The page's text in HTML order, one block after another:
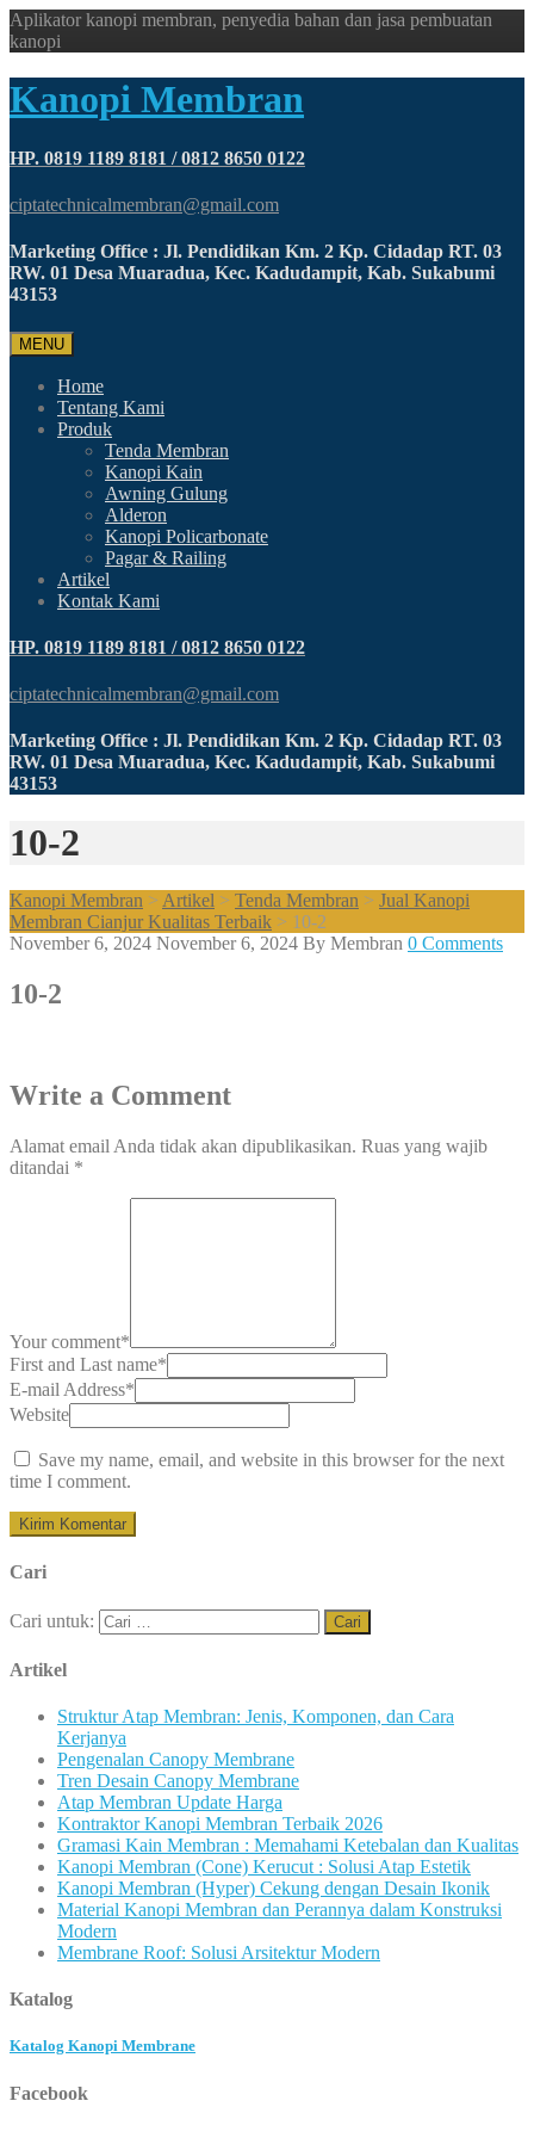
Aplikator kanopi membran, penyedia bahan dan jasa pembuatan
kanopi
Kanopi Membran
HP. 0819 1189 8181 / 0812 8650 0122
ciptatechnicalmembran@gmail.com
Marketing Office : Jl. Pendidikan Km. 2 Kp. Cidadap RT. 03
RW. 01 Desa Muaradua, Kec. Kadudampit, Kab. Sukabumi
43153
MENU
Home
Tentang Kami
Produk
Tenda Membran
Kanopi Kain
Awning Gulung
Alderon
Kanopi Policarbonate
Pagar & Railing
Artikel
Kontak Kami
HP. 0819 1189 8181 / 0812 8650 0122
ciptatechnicalmembran@gmail.com
Marketing Office : Jl. Pendidikan Km. 2 Kp. Cidadap RT. 03
RW. 01 Desa Muaradua, Kec. Kadudampit, Kab. Sukabumi
43153
10-2
Kanopi Membran > Artikel > Tenda Membran > Jual Kanopi
Membran Cianjur Kualitas Terbaik > 10-2
November 6, 2024 November 6, 2024 By Membran 0 Comments
10-2
Write a Comment
Alamat email Anda tidak akan dipublikasikan. Ruas yang wajib
ditandai *
Your comment*
First and Last name*
E-mail Address*
Website
Save my name, email, and website in this browser for the next
time I comment.
Cari
Cari untuk:
Artikel
Struktur Atap Membran: Jenis, Komponen, dan Cara
Kerjanya
Pengenalan Canopy Membrane
Tren Desain Canopy Membrane
Atap Membran Update Harga
Kontraktor Kanopi Membran Terbaik 2026
Gramasi Kain Membran : Memahami Ketebalan dan Kualitas
Kanopi Membran (Cone) Kerucut : Solusi Atap Estetik
Kanopi Membran (Hyper) Cekung dengan Desain Ikonik
Material Kanopi Membran dan Perannya dalam Konstruksi
Modern
Membrane Roof: Solusi Arsitektur Modern
Katalog
Katalog Kanopi Membrane
Facebook